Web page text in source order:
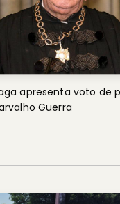
apresenta voto de
Guerra